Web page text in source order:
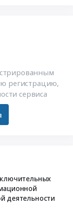
регистрацию,
сервиса
деятельности